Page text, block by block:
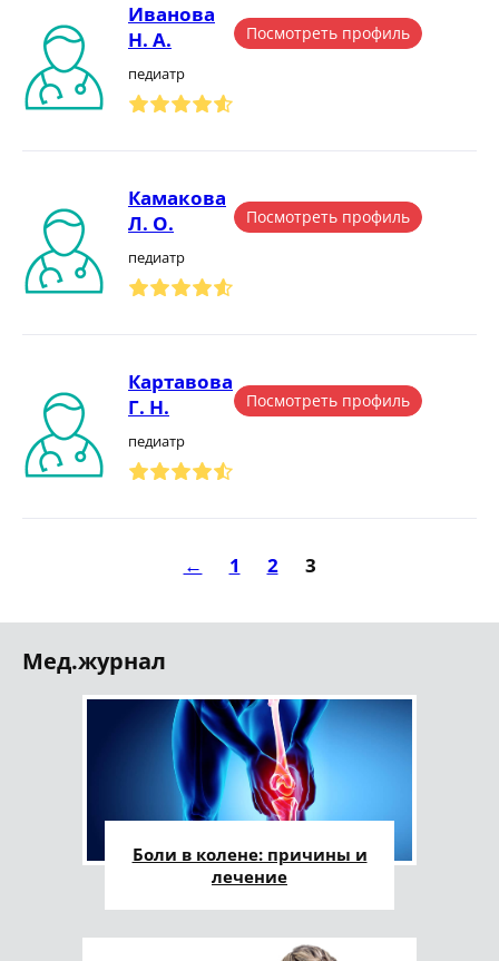
Иванова
Н. А.
педиатр
Посмотреть профиль
Камакова
Л. О.
педиатр
Посмотреть профиль
Картавова
Г. Н.
педиатр
Посмотреть профиль
← 1 2 3
Мед.журнал
Боли в колене: причины и
лечение